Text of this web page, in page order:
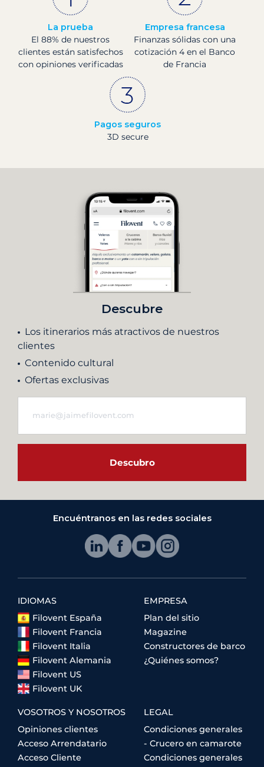
La prueba
El 88% de nuestros
clientes están satisfechos
con opiniones verificadas
Empresa francesa
Finanzas sólidas con una
cotización 4 en el Banco
de Francia
Pagos seguros
3D secure
Descubre
Los itinerarios más atractivos de nuestros
clientes
Contenido cultural
Ofertas exclusivas
Descubro
Encuéntranos en las redes sociales
IDIOMAS
Filovent España
Filovent Francia
Filovent Italia
Filovent Alemania
Filovent US
Filovent UK
EMPRESA
Plan del sitio
Magazine
Constructores de barco
¿Quiénes somos?
VOSOTROS Y NOSOTROS
Opiniones clientes
Acceso Arrendatario
Acceso Cliente
LEGAL
Condiciones generales
- Crucero en camarote
Condiciones generales